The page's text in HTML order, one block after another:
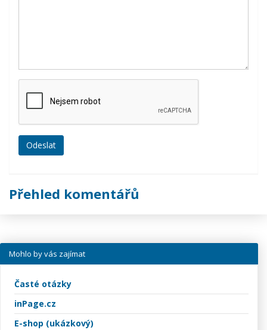
Přehled komentářů
Mohlo by vás zajímat
Časté otázky
inPage.cz
E-shop (ukázkový)